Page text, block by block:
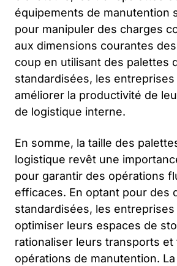
équipements de manutention
pour manipuler des charges
aux dimensions courantes
coup en utilisant des palettes
standardisées, les
améliorer la productivité de
de logistique interne.
En somme, la taille des
logistique revêt une
pour garantir des opérations
efficaces. En optant pour des
standardisées, les
optimiser leurs espaces de
rationaliser leurs transports et
opérations de manutention.